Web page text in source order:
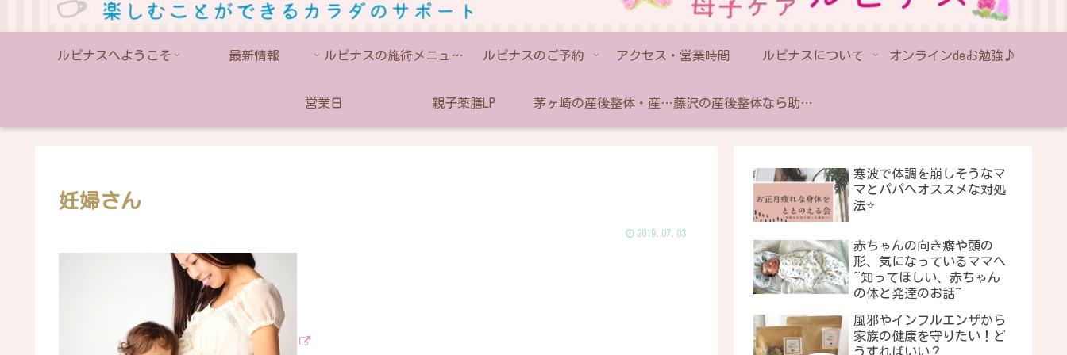
ルピナスへようこそ 最新情報 ルピナスの施術メニュー💫 ルピナスのご予約 アクセス・営業時間 ルピナスについて オンラインdeお勉強♪
営業日 親子薬膳LP 茅ヶ崎の産後整体・産後骨盤矯正なら助産師のいるルピナス 藤沢の産後整体なら助産師のいるルピナス｜産後骨盤矯正・出張対応
妊婦さん
2019.07.03
寒波で体調を崩しそうなマ
マとパパへオススメな対処
法⭐️
赤ちゃんの向き癖や頭の
形、気になっているママへ
~知ってほしい、赤ちゃん
の体と発達のお話~
風邪やインフルエンザから
家族の健康を守りたい！ど
うすればいい？